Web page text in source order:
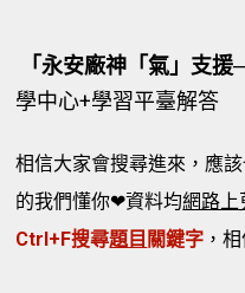
「永安廠神「氣」支援
學中心+學習平臺解答
相信大家會搜尋進來，應
的我們懂你❤資料均網路上
Ctrl+F搜尋題目 關鍵字 ，